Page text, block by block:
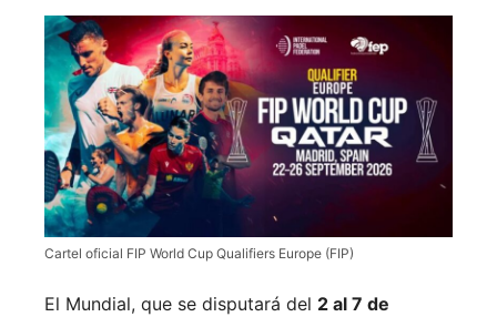
Cartel oficial FIP World Cup Qualifiers Europe (FIP)
El Mundial, que se disputará del 2 al 7 de